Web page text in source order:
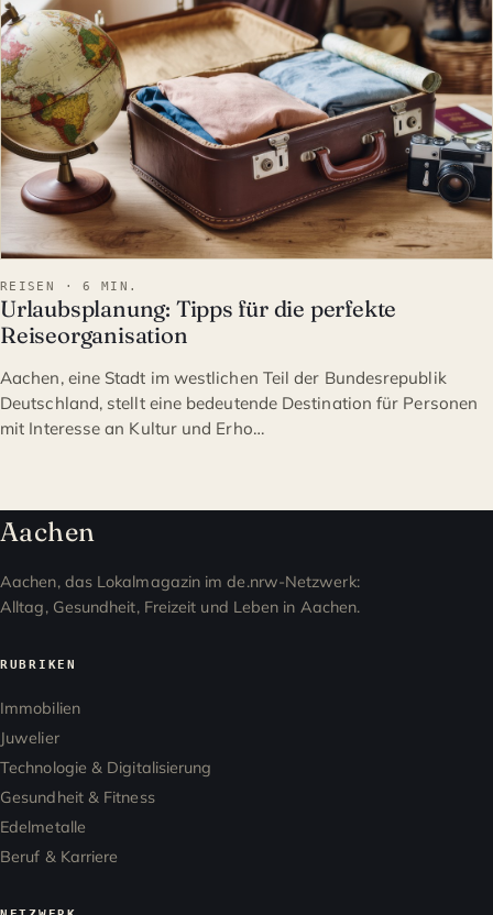
REISEN · 6 MIN.
Urlaubsplanung: Tipps für die perfekte
Reiseorganisation
Aachen, eine Stadt im westlichen Teil der Bundesrepublik
Deutschland, stellt eine bedeutende Destination für Personen
mit Interesse an Kultur und Erho…
Aachen
Aachen, das Lokalmagazin im de.nrw-Netzwerk:
Alltag, Gesundheit, Freizeit und Leben in Aachen.
RUBRIKEN
Immobilien
Juwelier
Technologie & Digitalisierung
Gesundheit & Fitness
Edelmetalle
Beruf & Karriere